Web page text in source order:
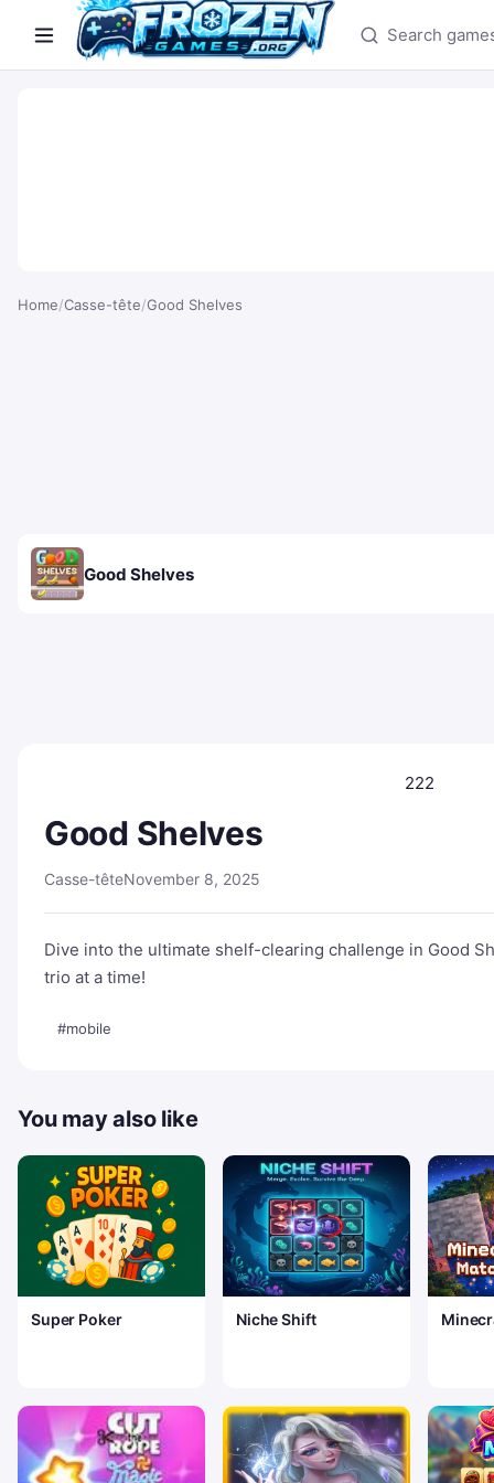
Search games
Home/Casse-tête/Good Shelves
Good Shelves
222
Good Shelves
Casse-têteNovember 8, 2025
Dive into the ultimate shelf-clearing challenge in Good
trio at a time!
#mobile
You may also like
Super Poker Niche Shift